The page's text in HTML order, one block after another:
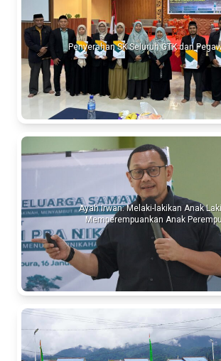
Penyerahan SK Seluruh GTK dan
Ayah Irwan: Melaki-lakikan Anak
Memperempuankan Anak